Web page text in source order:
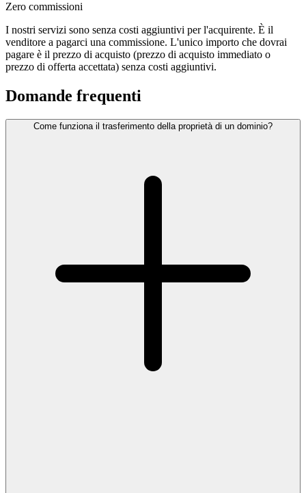
Zero commissioni
I nostri servizi sono senza costi aggiuntivi per l'acquirente. È il
venditore a pagarci una commissione. L'unico importo che dovrai
pagare è il prezzo di acquisto (prezzo di acquisto immediato o
prezzo di offerta accettata) senza costi aggiuntivi.
Domande frequenti
Come funziona il trasferimento della proprietà di un dominio?